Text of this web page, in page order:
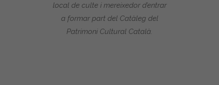
local de culte i mereixedor d’entrar
a formar part del Catàleg del
Patrimoni Cultural Català.